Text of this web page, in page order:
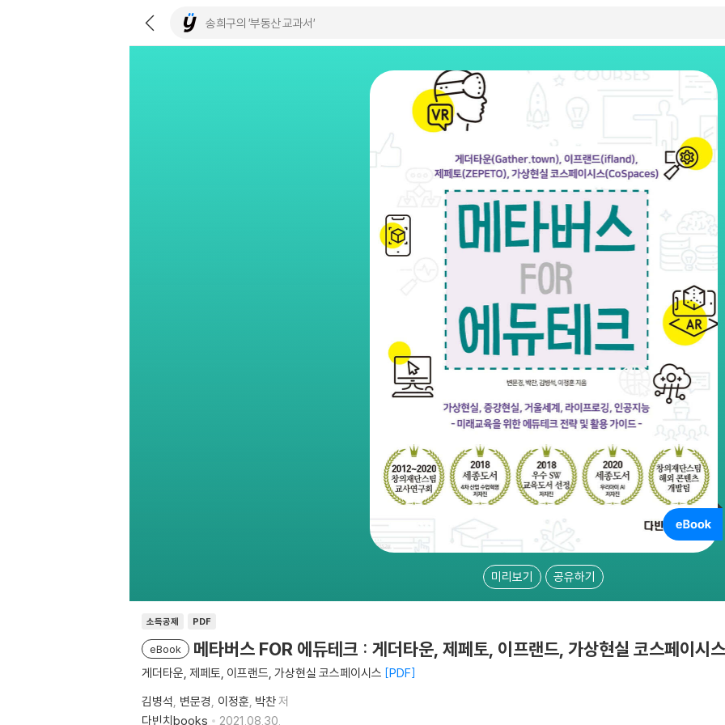
미리보기 공유하기
소득공제 PDF
eBook 메타버스 FOR 에듀테크 : 게더타운, 제페토, 이프랜드, 가상현실 코스페이시스
게더타운, 제페토, 이프랜드, 가상현실 코스페이시스 PDF
김병석 변문경 이정훈 박찬저
다빈치books
2021.08.30.